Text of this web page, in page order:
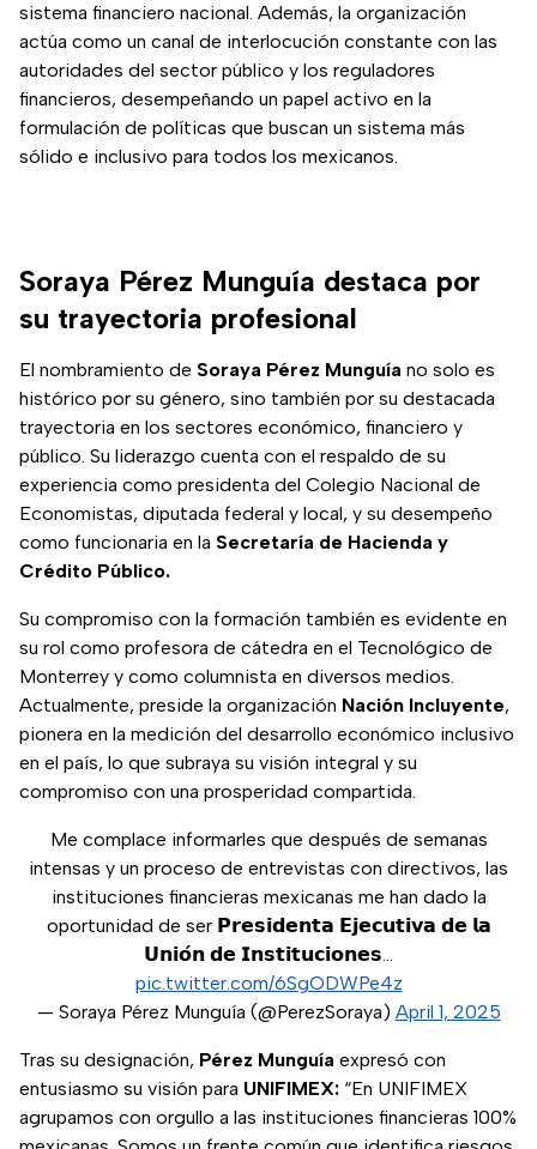
sistema financiero nacional. Además, la organización
actúa como un canal de interlocución constante con las
autoridades del sector público y los reguladores
financieros, desempeñando un papel activo en la
formulación de políticas que buscan un sistema más
sólido e inclusivo para todos los mexicanos.
Soraya Pérez Munguía destaca por
su trayectoria profesional
El nombramiento de Soraya Pérez Munguía no solo es
histórico por su género, sino también por su destacada
trayectoria en los sectores económico, financiero y
público. Su liderazgo cuenta con el respaldo de su
experiencia como presidenta del Colegio Nacional de
Economistas, diputada federal y local, y su desempeño
como funcionaria en la Secretaría de Hacienda y
Crédito Público.
Su compromiso con la formación también es evidente en
su rol como profesora de cátedra en el Tecnológico de
Monterrey y como columnista en diversos medios.
Actualmente, preside la organización Nación Incluyente,
pionera en la medición del desarrollo económico inclusivo
en el país, lo que subraya su visión integral y su
compromiso con una prosperidad compartida.
Me complace informarles que después de semanas
intensas y un proceso de entrevistas con directivos, las
instituciones financieras mexicanas me han dado la
oportunidad de ser 𝗣𝗿𝗲𝘀𝗶𝗱𝗲𝗻𝘁𝗮 𝗘𝗷𝗲𝗰𝘂𝘁𝗶𝘃𝗮 𝗱𝗲 𝗹𝗮
𝗨𝗻𝗶𝗼́𝗻 𝗱𝗲 𝗜𝗻𝘀𝘁𝗶𝘁𝘂𝗰𝗶𝗼𝗻𝗲𝘀…
pic.twitter.com/6SgODWPe4z
— Soraya Pérez Munguía (@PerezSoraya) April 1, 2025
Tras su designación, Pérez Munguía expresó con
entusiasmo su visión para UNIFIMEX: “En UNIFIMEX
agrupamos con orgullo a las instituciones financieras 100%